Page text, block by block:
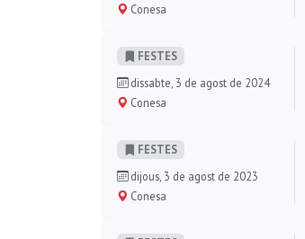
Conesa
FESTES
dissabte, 3 de agost de 2024
Conesa
FESTES
dijous, 3 de agost de 2023
Conesa